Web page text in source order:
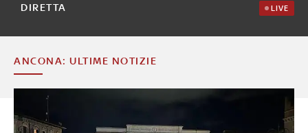
DIRETTA LIVE
ANCONA: ULTIME NOTIZIE